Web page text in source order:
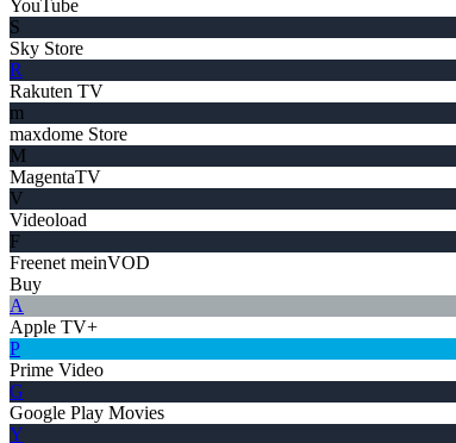
YouTube
S
Sky Store
R
Rakuten TV
m
maxdome Store
M
MagentaTV
V
Videoload
F
Freenet meinVOD
Buy
A
Apple TV+
P
Prime Video
G
Google Play Movies
Y